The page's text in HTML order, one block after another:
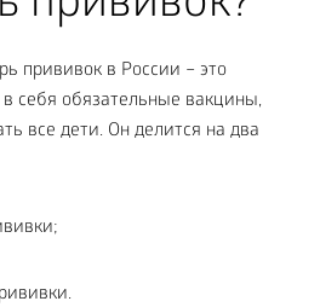
прививок в России – это
себя обязательные вакцины,
все дети. Он делится на два